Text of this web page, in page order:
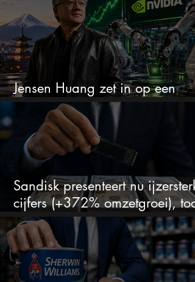
Jensen Huang zet in op een
aandeel dat bijna niemand kent
Sandisk presenteert nu
cijfers (+372% omzetgroei), toch
zakt het aandeel weg